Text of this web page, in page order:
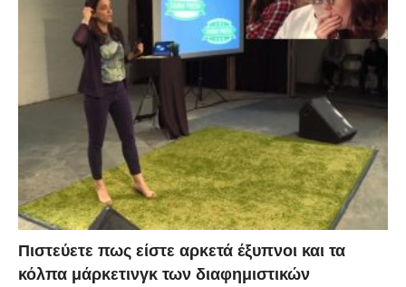
Πιστεύετε πως είστε αρκετά έξυπνοι και τα
κόλπα μάρκετινγκ των διαφημιστικών